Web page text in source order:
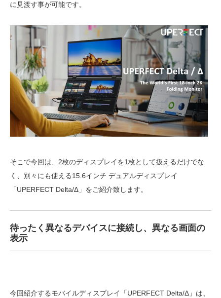
に見渡す事が可能です。
そこで今回は、2枚のディスプレイを1枚として扱えるだけでな
く、別々にも使える15.6インチ デュアルディスプレイ
「UPERFECT Delta/Δ」をご紹介致します。
待ったく異なるデバイスに接続し、異なる画面の
表示
今回紹介するモバイルディスプレイ「UPERFECT Delta/Δ」は、